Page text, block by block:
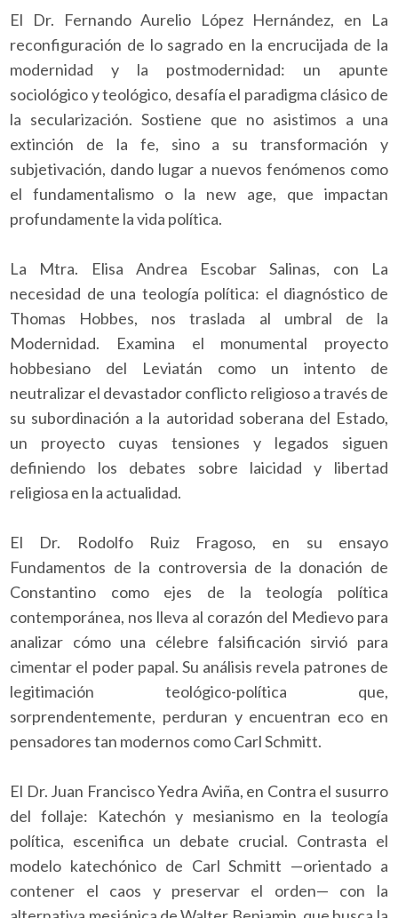
El Dr. Fernando Aurelio López Hernández, en La
reconfiguración de lo sagrado en la encrucijada de la
modernidad y la postmodernidad: un apunte
sociológico y teológico, desafía el paradigma clásico de
la secularización. Sostiene que no asistimos a una
extinción de la fe, sino a su transformación y
subjetivación, dando lugar a nuevos fenómenos como
el fundamentalismo o la new age, que impactan
profundamente la vida política.
La Mtra. Elisa Andrea Escobar Salinas, con La
necesidad de una teología política: el diagnóstico de
Thomas Hobbes, nos traslada al umbral de la
Modernidad. Examina el monumental proyecto
hobbesiano del Leviatán como un intento de
neutralizar el devastador conflicto religioso a través de
su subordinación a la autoridad soberana del Estado,
un proyecto cuyas tensiones y legados siguen
definiendo los debates sobre laicidad y libertad
religiosa en la actualidad.
El Dr. Rodolfo Ruiz Fragoso, en su ensayo
Fundamentos de la controversia de la donación de
Constantino como ejes de la teología política
contemporánea, nos lleva al corazón del Medievo para
analizar cómo una célebre falsificación sirvió para
cimentar el poder papal. Su análisis revela patrones de
legitimación teológico-política que,
sorprendentemente, perduran y encuentran eco en
pensadores tan modernos como Carl Schmitt.
El Dr. Juan Francisco Yedra Aviña, en Contra el susurro
del follaje: Katechón y mesianismo en la teología
política, escenifica un debate crucial. Contrasta el
modelo katechónico de Carl Schmitt —orientado a
contener el caos y preservar el orden— con la